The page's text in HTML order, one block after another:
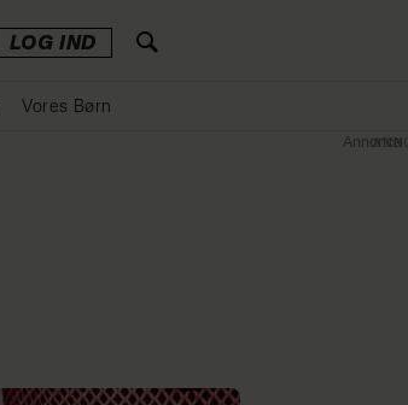
LOG IND
Vores Børn
Annonce